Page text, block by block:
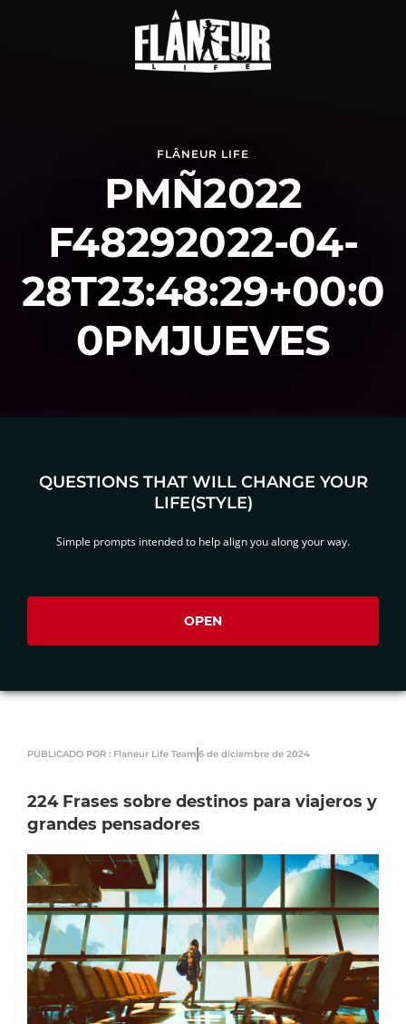
FLÂNEUR LIFE
PMÑ2022
F48292022-04-
28T23:48:29+00:0
0PMJUEVES
QUESTIONS THAT WILL CHANGE YOUR
LIFE(STYLE)
Simple prompts intended to help align you along your way.
OPEN
PUBLICADO POR : Flaneur Life Team 6 de diciembre de 2024
224 Frases sobre destinos para viajeros y
grandes pensadores